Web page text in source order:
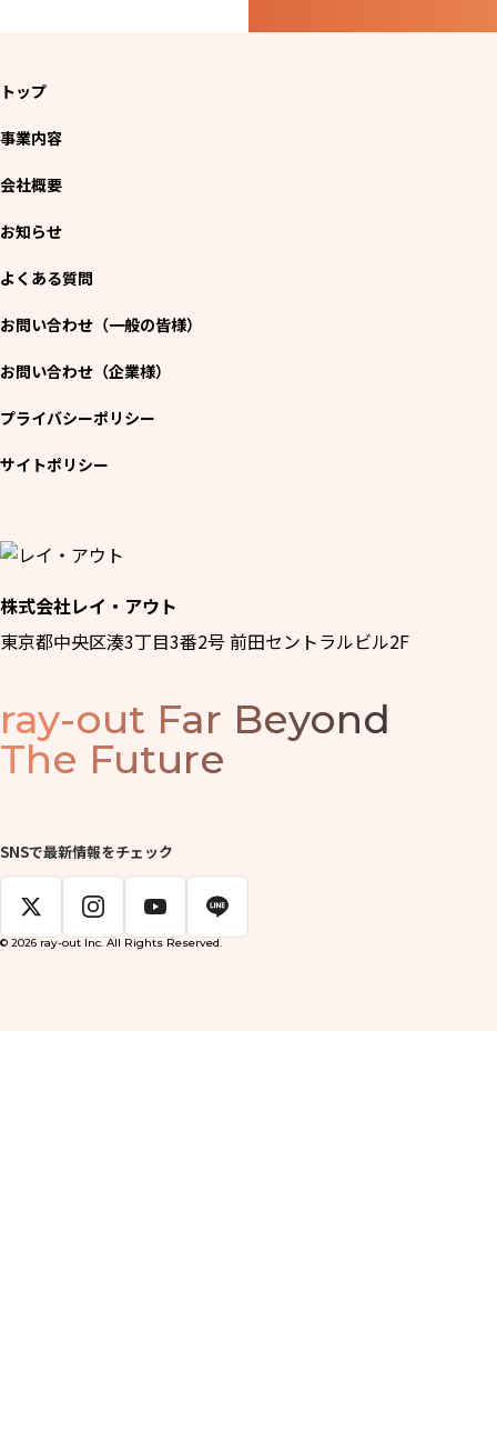
株式会社レイ・アウト
東京都中央区湊3丁目3番2号 前田セントラルビル2F
トップ
事業内容
会社概要
お知らせ
よくある質問
お問い合わせ（一般の皆様）
お問い合わせ（企業様）
プライバシーポリシー
サイトポリシー
ray-out Far Beyond
The Future
SNSで最新情報をチェック
© 2026 ray-out Inc. All Rights Reserved.